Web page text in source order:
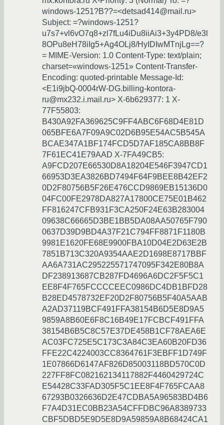
windows-1251?B??=<detsad414@mail.ru>
Subject: =?windows-1251?
u7s7+vl6vO7q8+zl7fLu4iDu8iiAi3+3y4PD8/e3l
8OPu8eH78iIg5+Ag4OLj8/HyIDIwMTnjLg==?
= MIME-Version: 1.0 Content-Type: text/plain;
charset=«windows-1251» Content-Transfer-
Encoding: quoted-printable Message-Id:
<E1i9jbQ-0004rW-DG.billing-kontora-
ru@mx232.i.mail.ru> X-6b629377: 1 X-
77F55803:
B430A92FA369625C9FF4ABC6F68D4E81D
065BFE6A7F09A9C02D6B95E54AC5B545A
BCAE347A1BF174FCD5D7AF185CA8BB8F
7F61EC41E79AAD X-7FA49CB5:
A9FCD207E66530D8A18204E546F3947CD1
66953D3EA3826BD7494F64F9BEE8B42EF2
0D2F80756B5F26E476CCD9869EB15136D0
04FC00FE2978DA827A17800CE75E01B462
FF816247CFB931F3CA250F24E63B283004
09638C66665D3BE1BB5DA08AA50765F790
0637D39D9BD4A37F21C794FF8871F1180B
9981E1620FE68E9900FBA10D04E2D63E2B
7851B713C320A9354AAE2D1698E8717BBF
AA6A731AC295225571747095F342E80B8A
DF238913687CB287FD4696A6DC2F5F5C1
EE8F4F765FCCCCEEC0986DC4DB1BFD28
B28ED4578732EF20D2F80756B5F40A5AAB
A2AD37119BCF491FFA38154B6D5E8D9A5
9859A8B60E6F8C16B49E17FCBCF491FFA
38154B6B5C8C57E37DE458B1CF78AEA6E
AC03FC725E5C173C3A84C3EA60B20FD36
FFE22C4224003CC8364761F3EBFF1D749F
1E07866D6147AF826D85003118BD570C0D
227FF8FC082162134117882F4460429724C
E54428C33FAD305F5C1EE8F4F765FCAA8
67293B0326636D2E47CDBA5A96583BD4B6
F7A4D31EC0BB23A54CFFDBC96A8389733
CBF5DBD5E9D5E8D9A59859A8B68424CA1